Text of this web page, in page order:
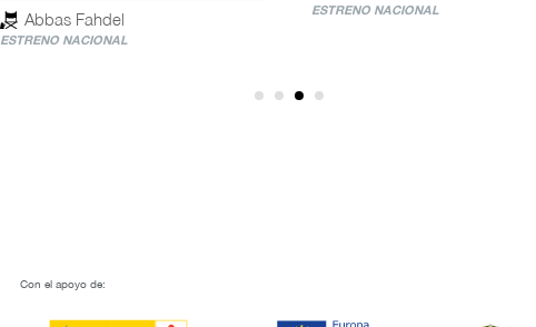
Abbas Fahdel
ESTRENO NACIONAL
ESTRENO NACIONAL
Con el apoyo de: